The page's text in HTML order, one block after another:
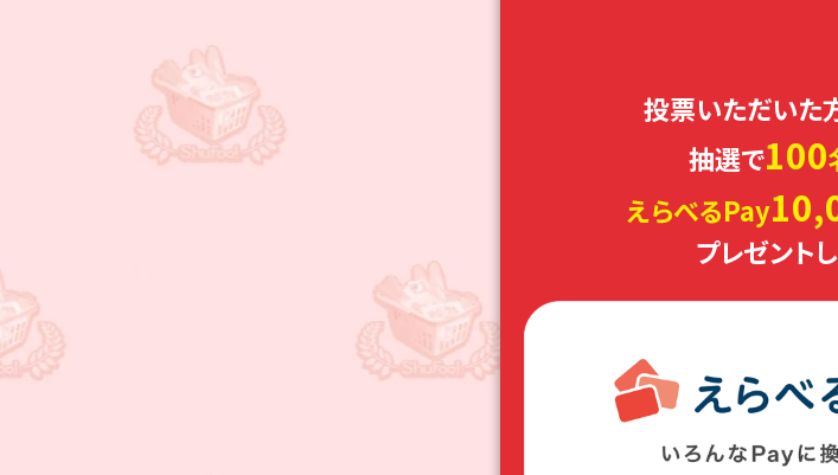
投票いただいた
抽選で100
えらべるPay
プレゼントし